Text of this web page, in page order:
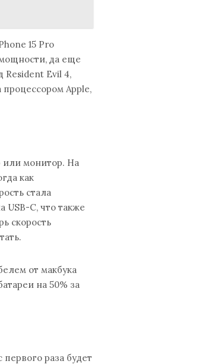
15 Pro
да еще
Resident Evil 4,
Apple,
или монитор. На
как
стала
USB-C, что также
скорость
от макбука
на 50% за
раза будет